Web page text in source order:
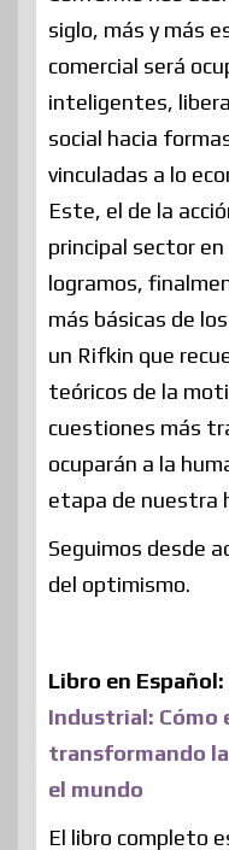
siglo, más y más
comercial será
inteligentes,
social hacia
vinculadas a lo
Este, el de la
principal sector
logramos,
más básicas de
un Rifkin que
teóricos de la
cuestiones más
ocuparán a la
etapa de nuestra
Seguimos desde
del optimismo.
Libro en Español:
Industrial: Cómo
transformando
el mundo
El libro completo